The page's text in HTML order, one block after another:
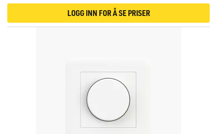
LOGG INN FOR Å SE PRISER